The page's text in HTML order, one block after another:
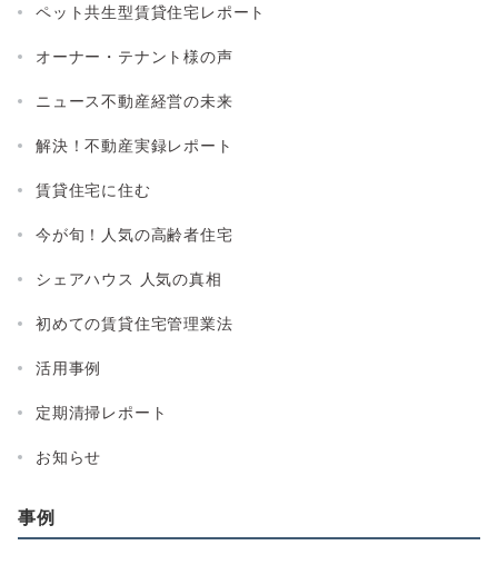
ペット共生型賃貸住宅レポート
オーナー・テナント様の声
ニュース不動産経営の未来
解決！不動産実録レポート
賃貸住宅に住む
今が旬！人気の高齢者住宅
シェアハウス 人気の真相
初めての賃貸住宅管理業法
活用事例
定期清掃レポート
お知らせ
事例